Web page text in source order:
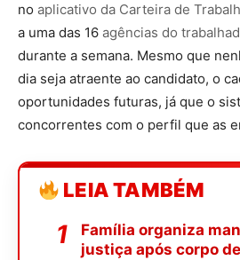
no aplicativo da Carteira de
a uma das 16 agências do
durante a semana. Mesmo que
dia seja atraente ao candidato, o
oportunidades futuras, já que o
concorrentes com o perfil que as
LEIA TAMBÉM
Família organiza
justiça após corpo